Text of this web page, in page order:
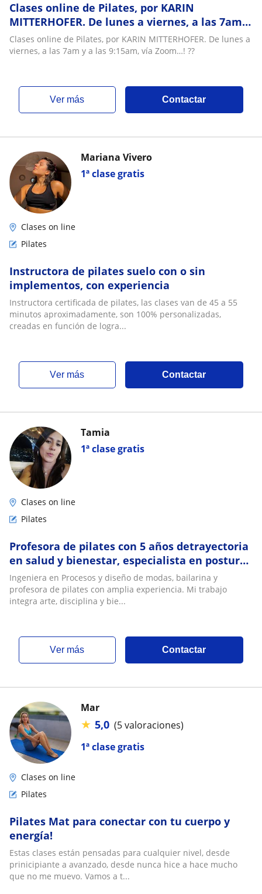
Clases online de Pilates, por KARIN
MITTERHOFER. De lunes a viernes, a las 7am y
a las 9:15am, vía Zoom…! ??
Clases online de Pilates, por KARIN MITTERHOFER. De lunes a
viernes, a las 7am y a las 9:15am, vía Zoom…! ??
ver más Contactar
1ª clase gratis
Mariana Vivero
Clases on line
Pilates
Instructora de pilates suelo con o sin
implementos, con experiencia
Instructora certificada de pilates, las clases van de 45 a 55
minutos aproximadamente, son 100% personalizadas,
creadas en función de logra...
ver más Contactar
1ª clase gratis
Tamia
Clases on line
Pilates
Profesora de pilates con 5 años detrayectoria
en salud y bienestar, especialista en postura
y movilidad, clases presenciales y onl
Ingeniera en Procesos y diseño de modas, bailarina y
profesora de pilates con amplia experiencia. Mi trabajo
integra arte, disciplina y bie...
ver más Contactar
1ª clase gratis
Mar
★ 5,0 (5 valoraciones)
Clases on line
Pilates
Pilates Mat para conectar con tu cuerpo y
energía!
Estas clases están pensadas para cualquier nivel, desde
prinicipiante a avanzado, desde nunca hice a hace mucho
que no me muevo. Vamos a t...